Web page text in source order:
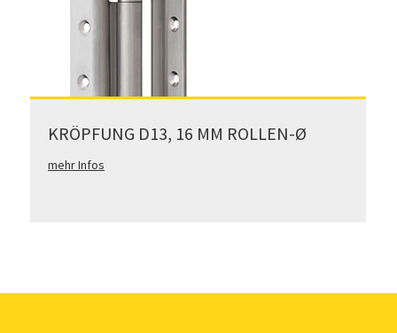
KRÖPFUNG D13, 16 MM ROLLEN-Ø
mehr Infos